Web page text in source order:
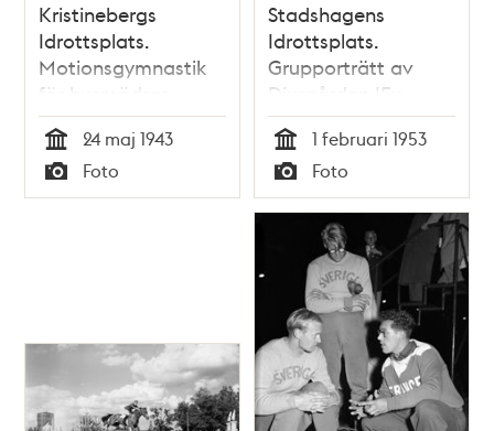
Kristinebergs
Idrottsplats.
Motionsgymnastik
för husmödrar
Tid
24 maj 1943
Typ
Foto
Stadshagens
Idrottsplats.
Grupporträtt av
Djurgården IF:s
bandylag
Tid
1 februari 1953
Typ
Foto